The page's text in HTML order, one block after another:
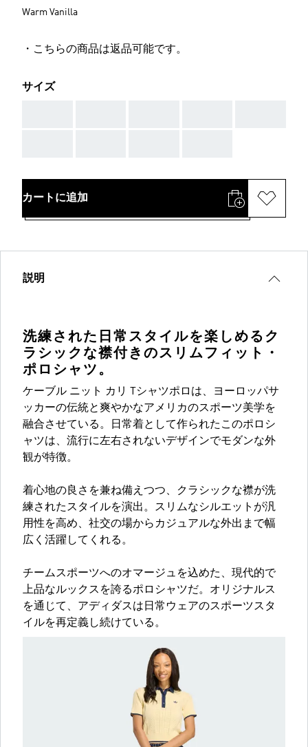
Warm Vanilla
・こちらの商品は返品可能です。
サイズ
カートに追加
説明
洗練された日常スタイルを楽しめるク
ラシックな襟付きのスリムフィット・
ポロシャツ。
ケーブル ニット カリ Tシャツポロは、ヨーロッパサ
ッカーの伝統と爽やかなアメリカのスポーツ美学を
融合させている。日常着として作られたこのポロシ
ャツは、流行に左右されないデザインでモダンな外
観が特徴。
着心地の良さを兼ね備えつつ、クラシックな襟が洗
練されたスタイルを演出。スリムなシルエットが汎
用性を高め、社交の場からカジュアルな外出まで幅
広く活躍してくれる。
チームスポーツへのオマージュを込めた、現代的で
上品なルックスを誇るポロシャツだ。オリジナルス
を通じて、アディダスは日常ウェアのスポーツスタ
イルを再定義し続けている。